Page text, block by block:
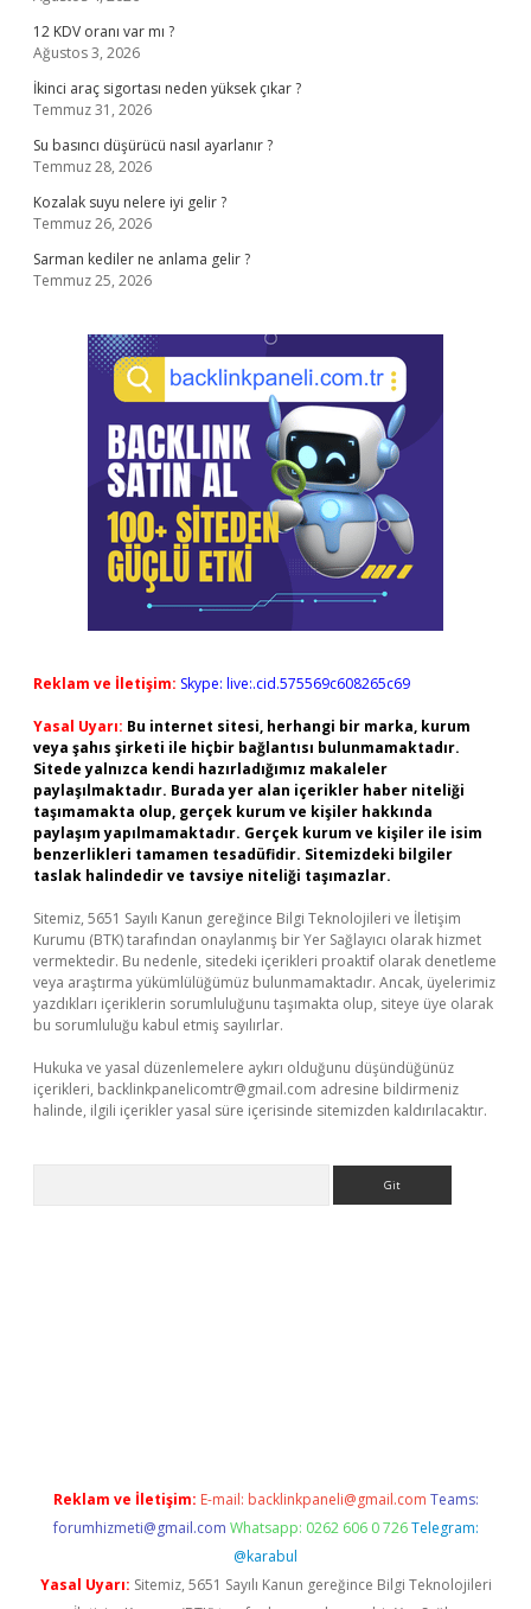
12 KDV oranı var mı ?
Ağustos 3, 2026
İkinci araç sigortası neden yüksek çıkar ?
Temmuz 31, 2026
Su basıncı düşürücü nasıl ayarlanır ?
Temmuz 28, 2026
Kozalak suyu nelere iyi gelir ?
Temmuz 26, 2026
Sarman kediler ne anlama gelir ?
Temmuz 25, 2026
Reklam ve İletişim: Skype: live:.cid.575569c608265c69
Yasal Uyarı: Bu internet sitesi, herhangi bir marka, kurum
veya şahıs şirketi ile hiçbir bağlantısı bulunmamaktadır.
Sitede yalnızca kendi hazırladığımız makaleler
paylaşılmaktadır. Burada yer alan içerikler haber niteliği
taşımamakta olup, gerçek kurum ve kişiler hakkında
paylaşım yapılmamaktadır. Gerçek kurum ve kişiler ile isim
benzerlikleri tamamen tesadüfidir. Sitemizdeki bilgiler
taslak halindedir ve tavsiye niteliği taşımazlar.
Sitemiz, 5651 Sayılı Kanun gereğince Bilgi Teknolojileri ve İletişim
Kurumu (BTK) tarafından onaylanmış bir Yer Sağlayıcı olarak hizmet
vermektedir. Bu nedenle, sitedeki içerikleri proaktif olarak denetleme
veya araştırma yükümlülüğümüz bulunmamaktadır. Ancak, üyelerimiz
yazdıkları içeriklerin sorumluluğunu taşımakta olup, siteye üye olarak
bu sorumluluğu kabul etmiş sayılırlar.
Hukuka ve yasal düzenlemelere aykırı olduğunu düşündüğünüz
içerikleri, backlinkpanelicomtr@gmail.com adresine bildirmeniz
halinde, ilgili içerikler yasal süre içerisinde sitemizden kaldırılacaktır.
Reklam ve İletişim: E-mail: backlinkpaneli@gmail.com Teams:
forumhizmeti@gmail.com Whatsapp: 0262 606 0 726 Telegram:
@karabul
Yasal Uyarı: Sitemiz, 5651 Sayılı Kanun gereğince Bilgi Teknolojileri